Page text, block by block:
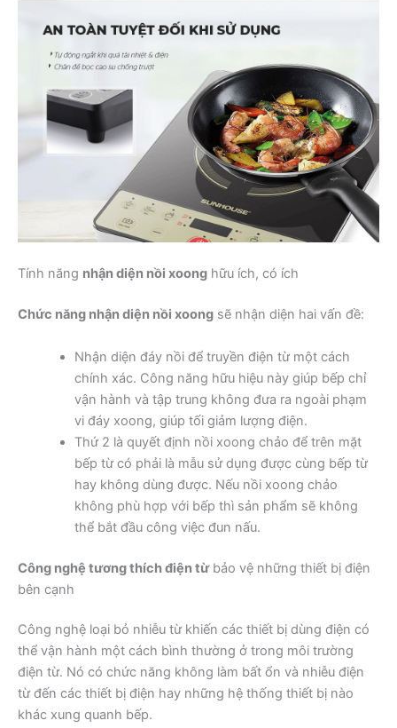
Tính năng nhận diện nồi xoong hữu ích, có ích
Chức năng nhận diện nồi xoong sẽ nhận diện hai vấn đề:
Nhận diện đáy nồi để truyền điện từ một cách
chính xác. Công năng hữu hiệu này giúp bếp chỉ
vận hành và tập trung không đưa ra ngoài phạm
vi đáy xoong, giúp tối giảm lượng điện.
Thứ 2 là quyết định nồi xoong chảo để trên mặt
bếp từ có phải là mẫu sử dụng được cùng bếp từ
hay không dùng được. Nếu nồi xoong chảo
không phù hợp với bếp thì sản phẩm sẽ không
thể bắt đầu công việc đun nấu.
Công nghệ tương thích điện từbảo vệ những thiết bị điện
bên cạnh
Công nghệ loại bỏ nhiễu từ khiến các thiết bị dùng điện có
thể vận hành một cách bình thường ở trong môi trường
điện từ. Nó có chức năng không làm bất ổn và nhiễu điện
từ đến các thiết bị điện hay những hệ thống thiết bị nào
khác xung quanh bếp.